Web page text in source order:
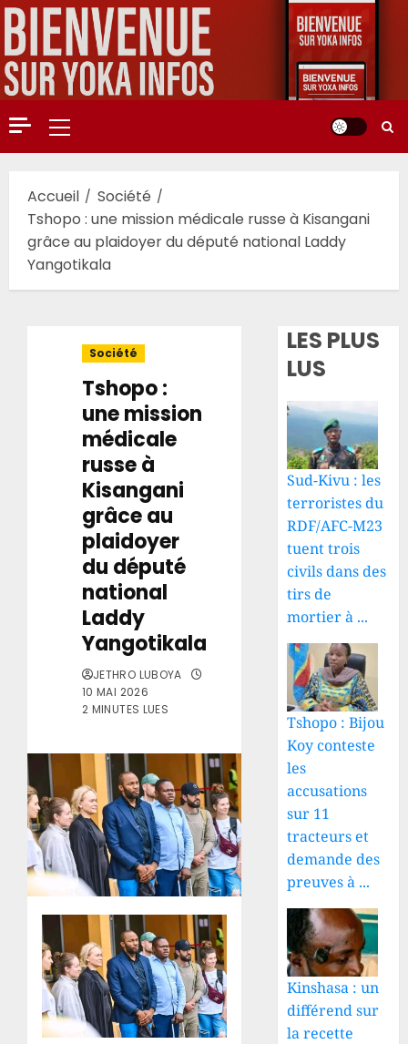
Aller
au
contenu
Menu
principal
Accueil
Société
Tshopo : une mission médicale russe à Kisangani
grâce au plaidoyer du député national Laddy
Yangotikala
Société
Tshopo :
une mission
médicale
russe à
Kisangani
grâce au
plaidoyer
du député
national
Laddy
Yangotikala
JETHRO LUBOYA
10 MAI 2026
2 MINUTES LUES
LES PLUS
LUS
Sud-Kivu : les
terroristes du
RDF/AFC-M23
tuent trois
civils dans des
tirs de
mortier à ...
Tshopo : Bijou
Koy conteste
les
accusations
sur 11
tracteurs et
demande des
preuves à ...
Kinshasa : un
différend sur
la recette